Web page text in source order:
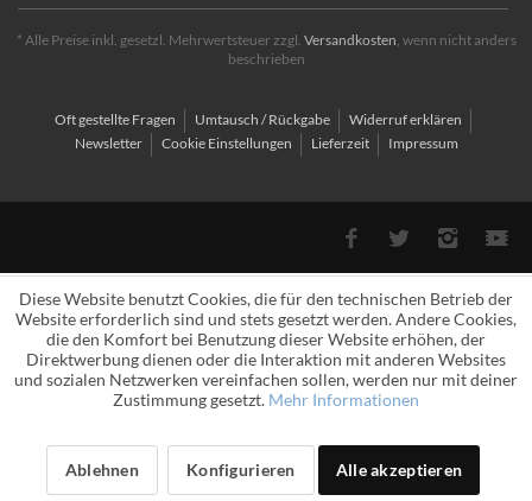
* Alle Preise inkl. gesetzl. Mehrwertsteuer zzgl. Versandkosten, wenn nicht anders
beschrieben
Oft gestellte Fragen Umtausch / Rückgabe
Widerruf erklären
Newsletter
Cookie Einstellungen Lieferzeit Impressum
Diese Website benutzt Cookies, die für den technischen Betrieb der
Website erforderlich sind und stets gesetzt werden. Andere Cookies,
die den Komfort bei Benutzung dieser Website erhöhen, der
Direktwerbung dienen oder die Interaktion mit anderen Websites
und sozialen Netzwerken vereinfachen sollen, werden nur mit deiner
Zustimmung gesetzt. Mehr Informationen
Ablehnen Konfigurieren Alle akzeptieren